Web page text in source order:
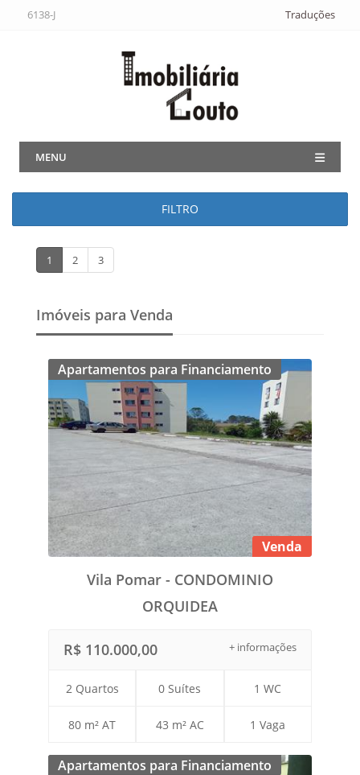
6138-J Traduções
MENU
FILTRO
1 2 3
Imóveis para Venda
Apartamentos para Financiamento
Venda
Vila Pomar - CONDOMINIO
ORQUIDEA
+ informações
R$ 110.000,00
2 Quartos 0 Suítes 1 WC
80 m² AT 43 m² AC 1 Vaga
Apartamentos para Financiamento